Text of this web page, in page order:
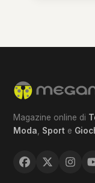
Magazine online di
Moda
Sport e